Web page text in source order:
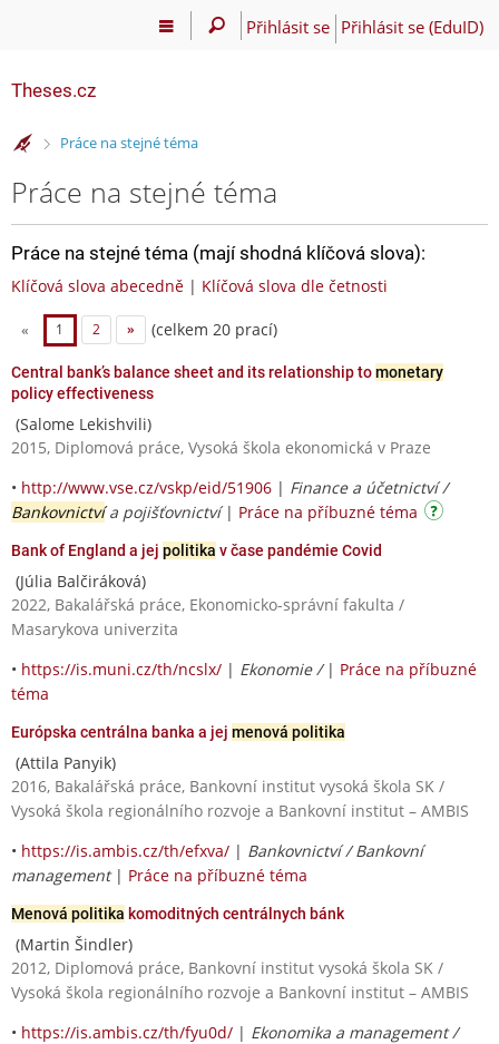
Přihlásit se Přihlásit se (EduID)
Theses.cz
>Práce na stejné téma
Práce na stejné téma
Práce na stejné téma (mají shodná klíčová slova):
Klíčová slova abecedně | Klíčová slova dle četnosti
« 1 2 » (celkem 20 prací)
Central bank’s balance sheet and its relationship tomonetary
policy effectiveness
(Salome Lekishvili)
2015, Diplomová práce, Vysoká škola ekonomická v Praze
• http://www.vse.cz/vskp/eid/51906 | Finance a účetnictví /
Bankovnictvía pojišťovnictví| Práce na příbuzné téma
Bank of England a jej politika v čase pandémie Covid
(Júlia Balčiráková)
2022, Bakalářská práce, Ekonomicko-správní fakulta /
Masarykova univerzita
• https://is.muni.cz/th/ncslx/ | Ekonomie / | Práce na příbuzné
téma
Európska centrálna banka a jej menová politika
(Attila Panyik)
2016, Bakalářská práce, Bankovní institut vysoká škola SK /
Vysoká škola regionálního rozvoje a Bankovní institut – AMBIS
• https://is.ambis.cz/th/efxva/ | Bankovnictví / Bankovní
management| Práce na příbuzné téma
Menová politika komoditných centrálnych bánk
(Martin Šindler)
2012, Diplomová práce, Bankovní institut vysoká škola SK /
Vysoká škola regionálního rozvoje a Bankovní institut – AMBIS
• https://is.ambis.cz/th/fyu0d/ | Ekonomika a management /